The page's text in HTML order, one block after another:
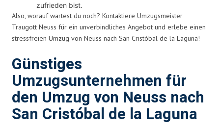
zufrieden bist.
Also, worauf wartest du noch? Kontaktiere Umzugsmeister
Traugott Neuss für ein unverbindliches Angebot und erlebe einen
stressfreien Umzug von Neuss nach San Cristóbal de la Laguna!
Günstiges
Umzugsunternehmen für
den Umzug von Neuss nach
San Cristóbal de la Laguna